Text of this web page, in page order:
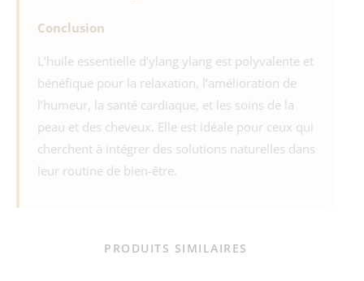
Conclusion
L’huile essentielle d’ylang ylang est polyvalente et
bénéfique pour la relaxation, l’amélioration de
l’humeur, la santé cardiaque, et les soins de la
peau et des cheveux. Elle est idéale pour ceux qui
cherchent à intégrer des solutions naturelles dans
leur routine de bien-être.
PRODUITS SIMILAIRES